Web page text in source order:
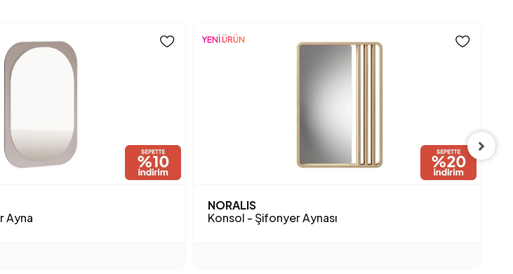
Ayna
YENİ ÜRÜN
NORALIS
Konsol - Şifonyer Aynası